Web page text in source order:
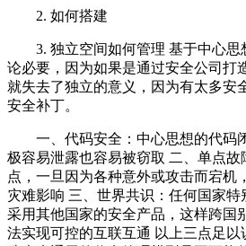
2. 如何搭建
3. 独立空间如何管理 基于中心
论必要，因为如果是通过安全公司打
就失去了独立的意义，因为有太多安
安全补丁。
一、代码安全：中心思想的代码
极容易泄露也容易被窃取 二、单点
点，一旦因为各种意外或攻击而宕机
灾难影响 三、世界共识：任何国家
采用其他国家的安全产品，这样跨国
法实现可控的互联互通 以上三点足